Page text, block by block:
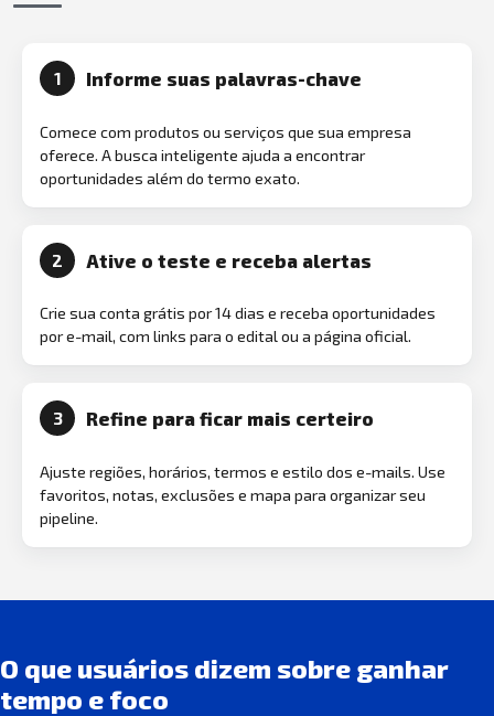
1 Informe suas palavras-chave
Comece com produtos ou serviços que sua empresa
oferece. A busca inteligente ajuda a encontrar
oportunidades além do termo exato.
2 Ative o teste e receba alertas
Crie sua conta grátis por 14 dias e receba oportunidades
por e-mail, com links para o edital ou a página oficial.
3 Refine para ficar mais certeiro
Ajuste regiões, horários, termos e estilo dos e-mails. Use
favoritos, notas, exclusões e mapa para organizar seu
pipeline.
O que usuários dizem sobre ganhar
tempo e foco